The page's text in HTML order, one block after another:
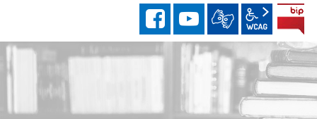
facebookYouTube
wcag2.1